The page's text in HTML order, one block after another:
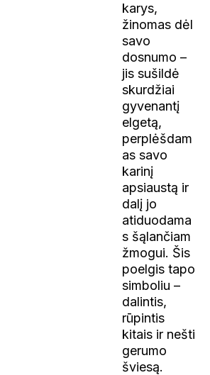
karys,
žinomas dėl
savo
dosnumo –
jis sušildė
skurdžiai
gyvenantį
elgetą,
perplėšdam
as savo
karinį
apsiaustą ir
dalį jo
atiduodama
s šąlančiam
žmogui. Šis
poelgis tapo
simboliu –
dalintis,
rūpintis
kitais ir nešti
gerumo
šviesą.